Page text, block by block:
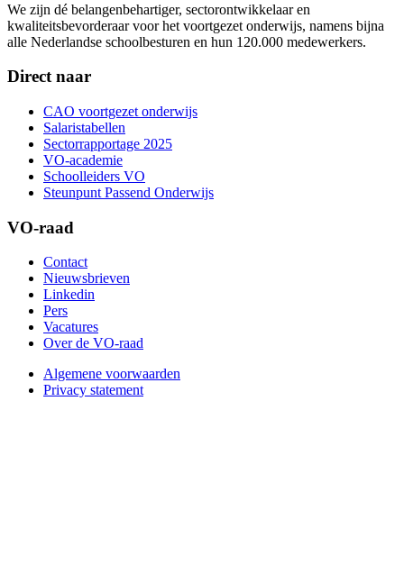
We zijn dé belangenbehartiger, sectorontwikkelaar en
kwaliteitsbevorderaar voor het voortgezet onderwijs, namens bijna
alle Nederlandse schoolbesturen en hun 120.000 medewerkers.
Direct naar
CAO voortgezet onderwijs
Salaristabellen
Sectorrapportage 2025
VO-academie
Schoolleiders VO
Steunpunt Passend Onderwijs
VO-raad
Contact
Nieuwsbrieven
Linkedin
Pers
Vacatures
Over de VO-raad
Algemene voorwaarden
Privacy statement